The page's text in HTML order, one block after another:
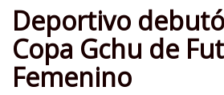
Deportivo
Copa Gchu de
Femenino